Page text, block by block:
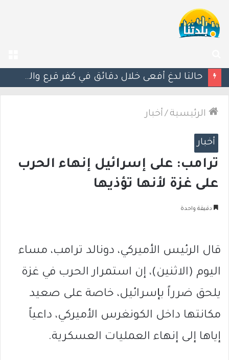
عن
مصرع الفتى محمد جمعة القرناوي (17 عامًا) في حادث سير مروّع في عرعرة النقب
الرئيسية / أخبار
أخبار
ترامب: على إسرائيل إنهاء الحرب
على غزة لأنها تؤذيها
دقيقة واحدة
قال الرئيس الأميركي، دونالد ترامب، مساء
اليوم (الاثنين)، إن استمرار الحرب في غزة
يلحق ضرراً بإسرائيل، خاصة على صعيد
مكانتها داخل الكونغرس الأميركي، داعياً
إياها إلى إنهاء العمليات العسكرية.